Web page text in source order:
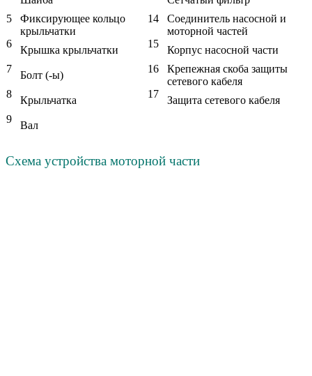
5 Фиксирующее кольцо
крыльчатки
14 Соединитель насосной и
моторной частей
6
Крышка крыльчатки
15
Корпус насосной части
7
Болт (-ы)
16 Крепежная скоба защиты
сетевого кабеля
8
Крыльчатка
17
Защита сетевого кабеля
9
Вал
Схема устройства моторной части